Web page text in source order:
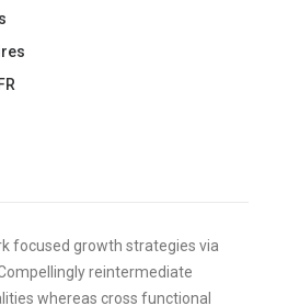
focused growth strategies via
reintermediate
whereas cross functional